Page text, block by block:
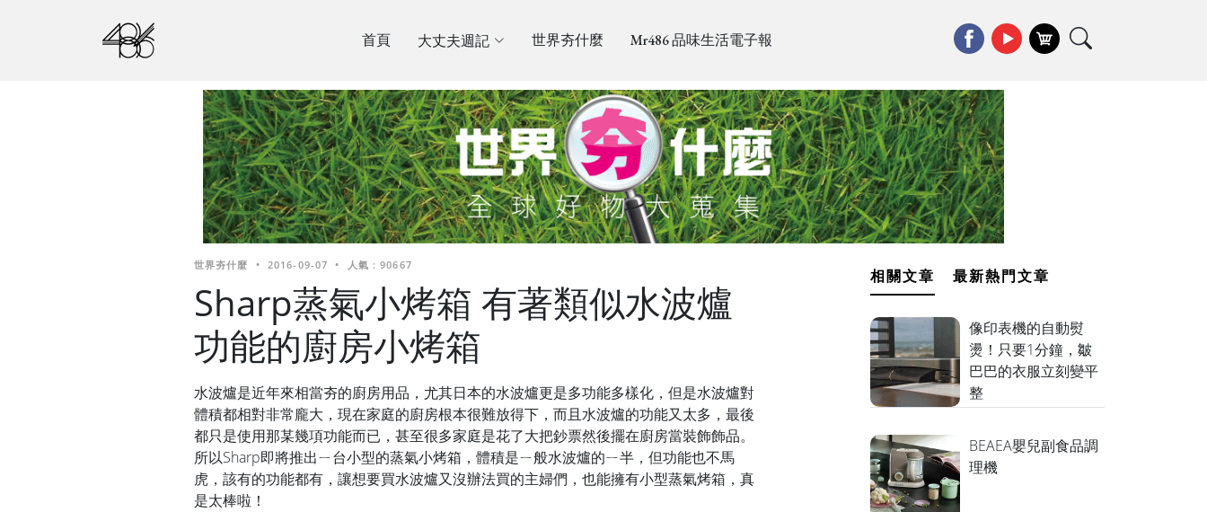
首頁 大丈夫週記 世界夯什麼 Mr486 品味生活電子報
世界夯什麼 • 2016-09-07 • 人氣 : 90667
Sharp蒸氣小烤箱 有著類似水波爐
功能的廚房小烤箱
水波爐是近年來相當夯的廚房用品，尤其日本的水波爐更是多功能多樣化，但是水波爐對
體積都相對非常龐大，現在家庭的廚房根本很難放得下，而且水波爐的功能又太多，最後
都只是使用那某幾項功能而已，甚至很多家庭是花了大把鈔票然後擺在廚房當裝飾飾品。
所以Sharp即將推出ㄧ台小型的蒸氣小烤箱，體積是ㄧ般水波爐的ㄧ半，但功能也不馬
虎，該有的功能都有，讓想要買水波爐又沒辦法買的主婦們，也能擁有小型蒸氣烤箱，真
是太棒啦！
相關文章 最新熱門文章
像印表機的自動熨
燙！只要1分鐘，皺
巴巴的衣服立刻變平
整
BEAEA嬰兒副食品調
理機